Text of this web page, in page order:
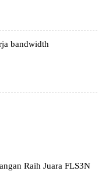
bandwidth
Raih Juara FLS3N